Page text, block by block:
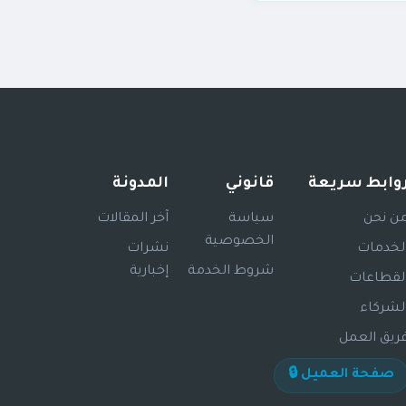
سريعة
نحن
العمل
صفحة العميل 🔒
قانوني
سياسة
الخصوصية
شروط الخدمة
المدونة
آخر المقالات
نشرات
إخبارية